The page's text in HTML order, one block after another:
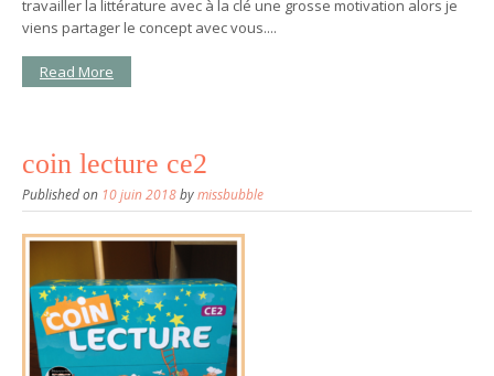
travailler la littérature avec à la clé une grosse motivation alors je
viens partager le concept avec vous....
Read More
coin lecture ce2
Published on 10 juin 2018bymissbubble